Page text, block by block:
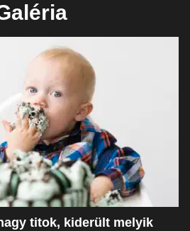
titok, kiderült melyik